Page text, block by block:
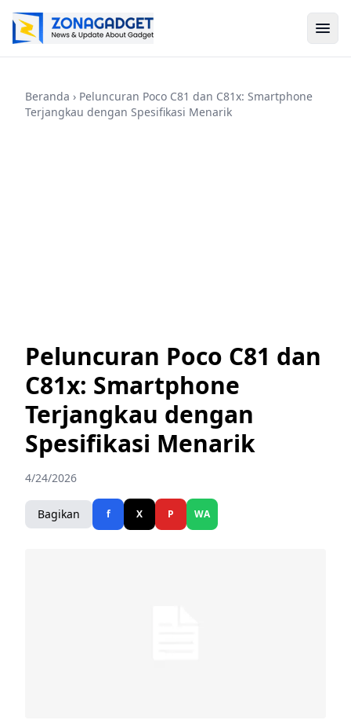
Beranda › Peluncuran Poco C81 dan C81x: Smartphone
Terjangkau dengan Spesifikasi Menarik
Peluncuran Poco C81 dan
C81x: Smartphone
Terjangkau dengan
Spesifikasi Menarik
4/24/2026
Bagikan f X P WA